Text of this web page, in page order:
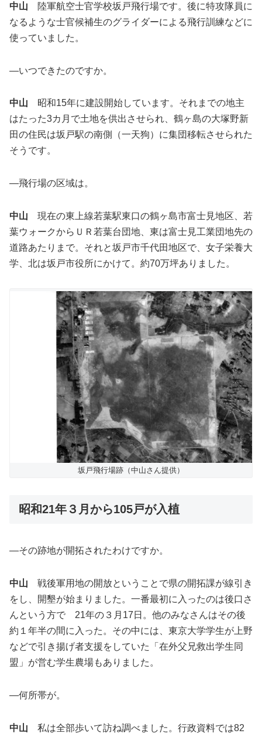
中山 陸軍航空士官学校坂戸飛行場です。後に特攻隊員に
なるような士官候補生のグライダーによる飛行訓練などに
使っていました。
―いつできたのですか。
中山 昭和15年に建設開始しています。それまでの地主
はたった3カ月で土地を供出させられ、鶴ヶ島の大塚野新
田の住民は坂戸駅の南側（一天狗）に集団移転させられた
そうです。
―飛行場の区域は。
中山 現在の東上線若葉駅東口の鶴ヶ島市富士見地区、若
葉ウォークからＵＲ若葉台団地、東は富士見工業団地先の
道路あたりまで。それと坂戸市千代田地区で、女子栄養大
学、北は坂戸市役所にかけて。約70万坪ありました。
坂戸飛行場跡（中山さん提供）
昭和21年３月から105戸が入植
―その跡地が開拓されたわけですか。
中山 戦後軍用地の開放ということで県の開拓課が線引き
をし、開墾が始まりました。一番最初に入ったのは後口さ
んという方で 21年の３月17日。他のみなさんはその後
約１年半の間に入った。その中には、東京大学学生が上野
などで引き揚げ者支援をしていた「在外父兄救出学生同
盟」が営む学生農場もありました。
―何所帯が。
中山 私は全部歩いて訪ね調べました。行政資料では82